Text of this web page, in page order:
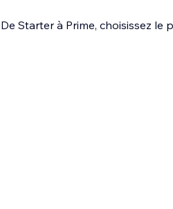
De Starter à Prime, choisissez le